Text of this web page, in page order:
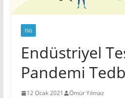
İSG
Endüstriyel
Pandemi
12 Ocak 2021 Ömür Yılmaz